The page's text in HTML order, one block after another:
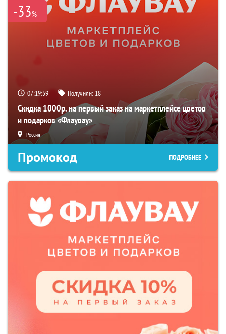
-33%
07:19:59 Получили: 18
Скидка 1000р. на первый заказ на маркетплейсе цветов
и подарков «Флаувау»
Россия
Промокод ПОДРОБНЕЕ